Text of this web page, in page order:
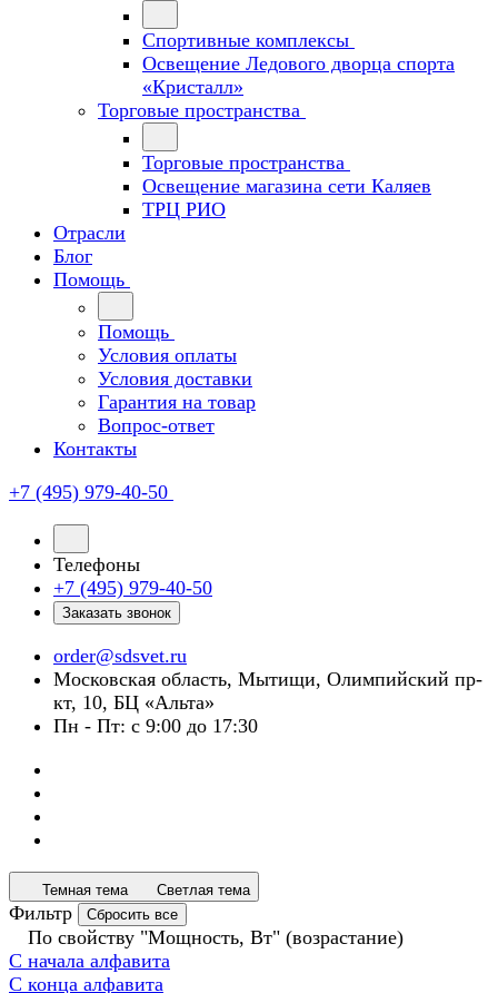
Спортивные комплексы
Освещение Ледового дворца спорта
«Кристалл»
Торговые пространства
Торговые пространства
Освещение магазина сети Каляев
ТРЦ РИО
Отрасли
Блог
Помощь
Помощь
Условия оплаты
Условия доставки
Гарантия на товар
Вопрос-ответ
Контакты
+7 (495) 979-40-50
Телефоны
+7 (495) 979-40-50
Заказать звонок
order@sdsvet.ru
Московская область, Мытищи, Олимпийский пр-
кт, 10, БЦ «Альта»
Пн - Пт: с 9:00 до 17:30
Темная тема Светлая тема
Фильтр Сбросить все
По свойству "Мощность, Вт" (возрастание)
С начала алфавита
С конца алфавита